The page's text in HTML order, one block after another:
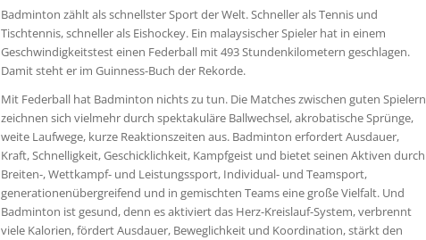
Badminton zählt als schnellster Sport der Welt. Schneller als Tennis und
Tischtennis, schneller als Eishockey. Ein malaysischer Spieler hat in einem
Geschwindigkeitstest einen Federball mit 493 Stundenkilometern geschlagen.
Damit steht er im Guinness-Buch der Rekorde.
Mit Federball hat Badminton nichts zu tun. Die Matches zwischen guten Spielern
zeichnen sich vielmehr durch spektakuläre Ballwechsel, akrobatische Sprünge,
weite Laufwege, kurze Reaktionszeiten aus. Badminton erfordert Ausdauer,
Kraft, Schnelligkeit, Geschicklichkeit, Kampfgeist und bietet seinen Aktiven durch
Breiten-, Wettkampf- und Leistungssport, Individual- und Teamsport,
generationenübergreifend und in gemischten Teams eine große Vielfalt. Und
Badminton ist gesund, denn es aktiviert das Herz-Kreislauf-System, verbrennt
viele Kalorien, fördert Ausdauer, Beweglichkeit und Koordination, stärkt den